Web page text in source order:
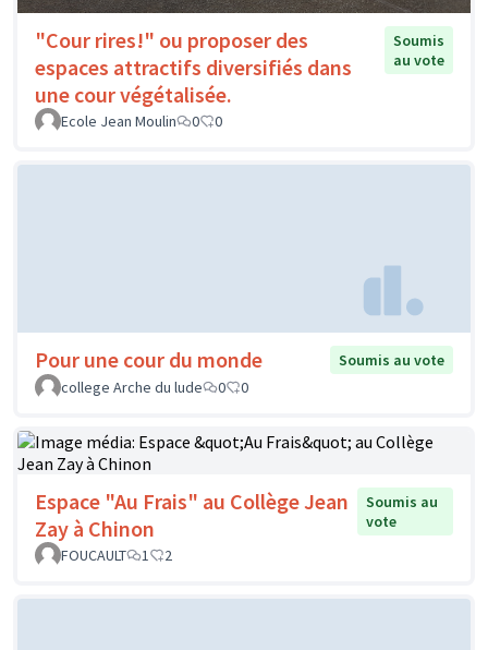
"Cour rires!" ou proposer des
espaces attractifs diversifiés dans
une cour végétalisée.
Soumis
au vote
Ecole Jean Moulin 0 0
Pour une cour du monde
Soumis au vote
college Arche du lude
0 0
Espace "Au Frais" au Collège Jean
Zay à Chinon
Soumis au
vote
FOUCAULT
1 2